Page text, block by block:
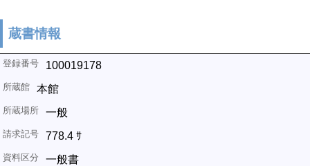
蔵書情報
100019178
本館
一般
778.4 ｻ
一般書